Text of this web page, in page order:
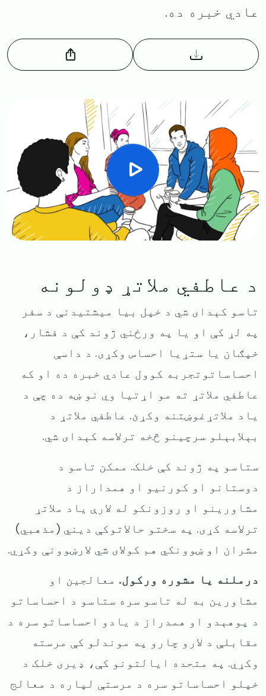
عادي خبره ده.
د عاطفي ملاتړ ډولونه
تاسو کېدای شي د خپل بیا میشتیدنې د سفر
په لړ کې او یا په ورځني ژوند کې د فشار،
خپګان یا ستړیا احساس وکړی. د داسې
احساساتوتجربه کوول عادي خبره ده او که
عاطفي ملاتړ ته مو اړتیا وي نو ښه ده چې د
یاد ملاتړغوښتنه وکړئ. عاطفي ملاتړ د
بېلابېلو سرچینو څخه ترلاسه کېدای شي.
ستاسو په ژوند کې خلک. ممکن تاسو د
دوستانو او کورنیو او همداراز د
مشاورینو او روزونکو له لارې یاد ملاتړ
ترلاسه کړی. په سختو حالاتوکې دیني (مذهبي)
مشران او ښوونکي هم کولای شي لارښوونې وکړي.
درملنه یا مشوره ورکول. معالجین او
مشاورین به له تاسو سره ستاسو د احساساتو
د پوهېدو او همدراز د یادو احساساتو سره د
مقابلې د لارو چارو په موندلو کې مرسته
وکړي. په متحده ایالتونو کې، ډیری خلک د
خپلو احساساتو سره د مرستې لپاره د معالج